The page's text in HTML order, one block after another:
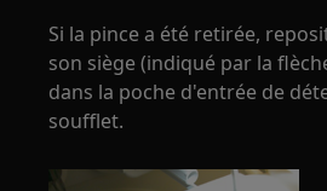
Si la pince a été retirée,
son siège (indiqué par la
dans la poche d'entrée de
soufflet.